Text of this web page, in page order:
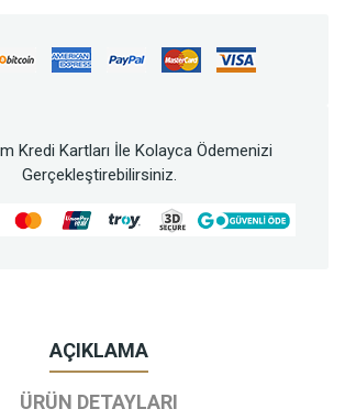
Kredi Kartları İle Kolayca Ödemenizi
Gerçekleştirebilirsiniz.
AÇIKLAMA
ÜRÜN DETAYLARI